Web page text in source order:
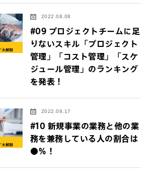
2022.08.08
#09 プロジェクトチームに足
りないスキル「プロジェクト
管理」「コスト管理」「スケ
ジュール管理」のランキング
を発表！
2022.08.17
#10 新規事業の業務と他の業
務を兼務している人の割合は
●％！